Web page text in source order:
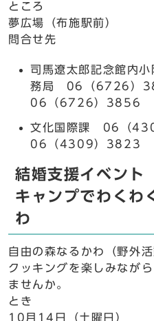
ところ
夢広場（布施駅前）
問合せ先
司馬遼太郎記念館内
務局 06（6726）
06（6726）3856
文化国際課 06（
06（4309）3823
結婚支援イベント
キャンプでわくわ
わ
自由の森なるかわ（野外
クッキングを楽しみなが
ませんか。
とき
10月14日（土曜日）